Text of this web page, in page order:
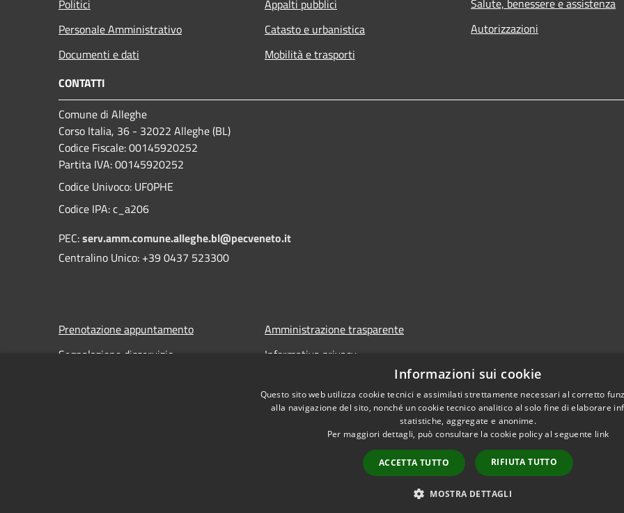
Politici
Personale Amministrativo
Documenti e dati
Appalti pubblici
Catasto e urbanistica
Mobilità e trasporti
Salute, benessere e assistenza
Autorizzazioni
CONTATTI
Comune di Alleghe
Corso Italia, 36 - 32022 Alleghe (BL)
Codice Fiscale: 00145920252
Partita IVA: 00145920252
Codice Univoco: UF0PHE
Codice IPA: c_a206
PEC:serv.amm.comune.alleghe.bl@pecveneto.it
Centralino Unico: +39 0437 523300
Prenotazione appuntamento
Segnalazione disservizio
Amministrazione trasparente
Informativa privacy
Dichiarazione di accessibilità
Copyright © 2026 •
Informazioni sui cookie
Questo sito web utilizza cookie tecnici e assimilati strettamente necessari al corretto
alla navigazione del sito, nonché un cookie tecnico analitico al solo fine di elaborare
statistiche, aggregate e anonime.
Per maggiori dettagli, può consultare la cookie policy al seguente link
ACCETTA TUTTO RIFIUTA TUTTO
MOSTRA DETTAGLI